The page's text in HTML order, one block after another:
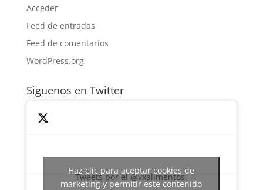
Acceder
Feed de entradas
Feed de comentarios
WordPress.org
Siguenos en Twitter
Tweets por el @vxalimentos.
Haz clic para aceptar cookies de
marketing y permitir este contenido